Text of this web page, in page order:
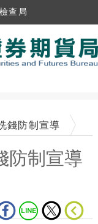
檢查局
錢防制宣導
防制宣導